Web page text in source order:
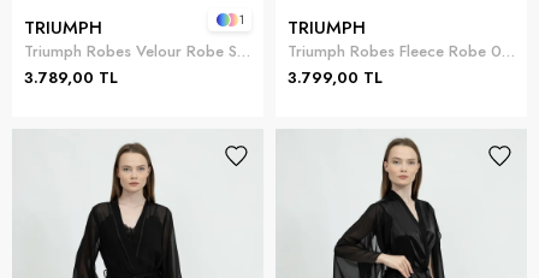
TRIUMPH
Triumph Robes Velour Robe Sabahlık
3.789,00 TL
1 TRIUMPH
Triumph Robes Fleece Robe 01 Sabahlık
3.799,00 TL